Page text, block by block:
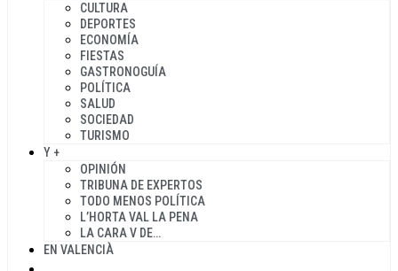
CULTURA
DEPORTES
ECONOMÍA
FIESTAS
GASTRONOGUÍA
POLÍTICA
SALUD
SOCIEDAD
TURISMO
Y +
OPINIÓN
TRIBUNA DE EXPERTOS
TODO MENOS POLÍTICA
L’HORTA VAL LA PENA
LA CARA V DE…
EN VALENCIÀ